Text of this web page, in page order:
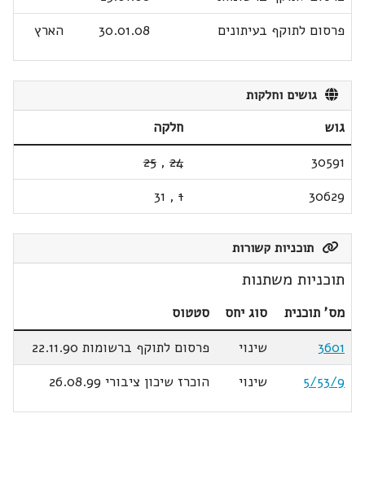
פרסום לתוקף בעיתונים
30.01.08 הארץ
גושים וחלקות
גוש
חלקה
30591
24
,
25
30629
1
,
31
תוכניות קשורות
תוכניות משתנות
מס' תוכנית סוג יחס
סטטוס
3601
שינוי
פרסום לתוקף ברשומות 22.11.90
5/53/9
שינוי הוכרז שיכון ציבורי 26.08.99